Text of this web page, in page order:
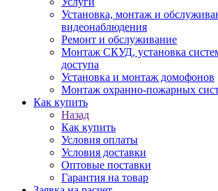
Установка, монтаж и
видеонаблюдения
Ремонт и обслуживание
Монтаж СКУД, установка
доступа
Установка и монтаж домофонов
Монтаж охранно-пожарных
Как купить
Назад
Как купить
Условия оплаты
Условия доставки
Оптовые поставки
Гарантия на товар